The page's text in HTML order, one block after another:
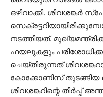
ഒഴിവാക്കി. ശിവശങ്കർ
നടത്തിയത്.
ഫയലുകളും
ചെയ്തിരുന്നത്
കോക്കോണിസ് തുടങ്ങിയ ഐ
ശിവശങ്കറിന്റെ തീർപ്പ്